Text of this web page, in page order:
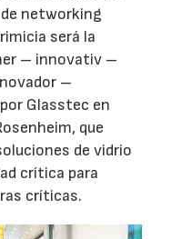
networking
será la
– innovativ –
–
Glasstec en
que
de vidrio
crítica para
críticas.